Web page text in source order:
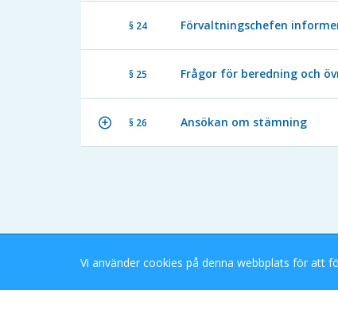
§ 24 Förvaltningschefen
§ 25 Frågor för beredning och
§ 26 Ansökan om stämning
Stockholms Stad eDok Meetings
Vi använder cookies på denna webbplats för att